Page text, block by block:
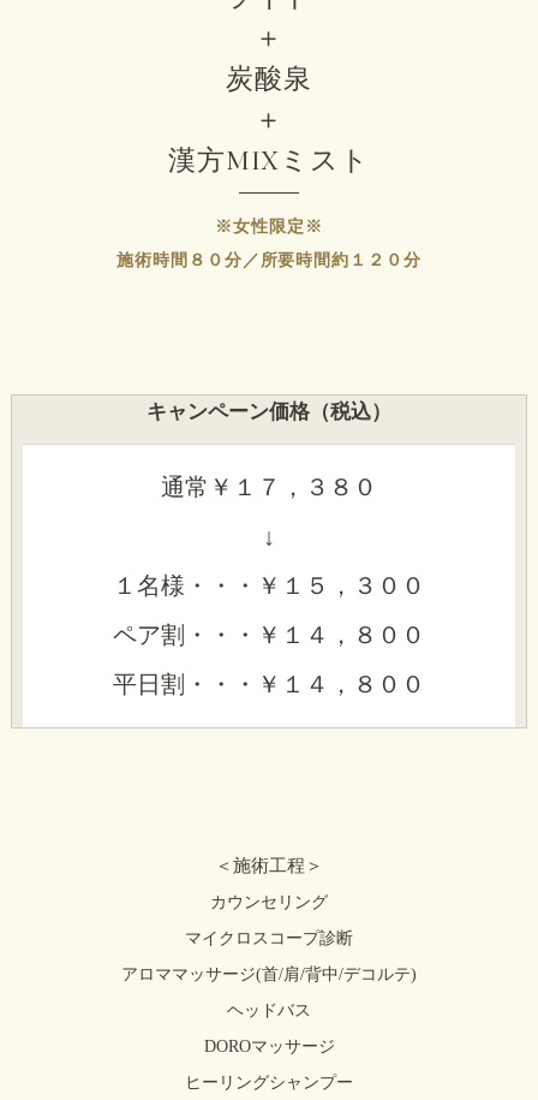
＋
炭酸泉
＋
漢方MIXミスト
※女性限定※
施術時間８０分／所要時間約１２０分
キャンペーン価格（税込）
通常￥１７，３８０
​​​↓
１名様・・・￥１５，３００
ペア割・・・￥１４，８００
平日割・・・￥１４，８００
＜施術工程＞
カウンセリング
マイクロスコープ診断
アロママッサージ(首/肩/背中/デコルテ)
ヘッドバス
DOROマッサージ
ヒーリングシャンプー